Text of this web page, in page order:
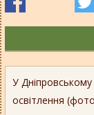
У
освітлення